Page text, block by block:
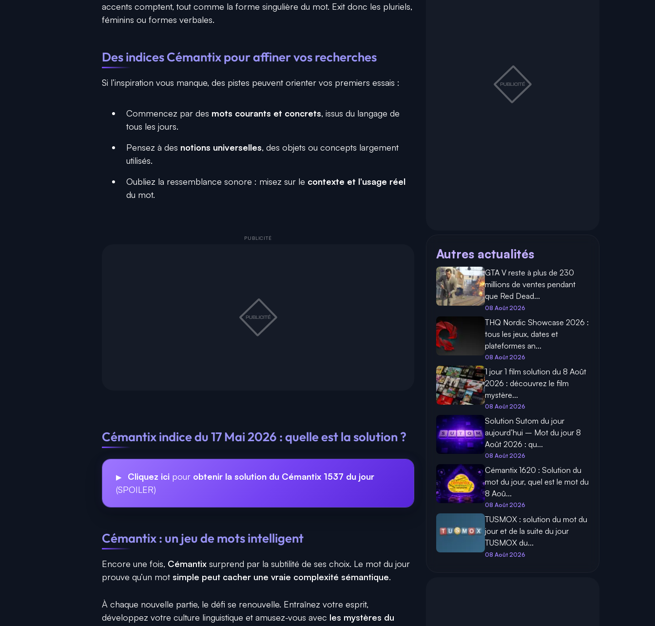
accents comptent, tout comme la forme singulière du mot. Exit donc les pluriels,
féminins ou formes verbales.
Des indices Cémantix pour affiner vos recherches
Si l’inspiration vous manque, des pistes peuvent orienter vos premiers essais :
Commencez par des mots courants et concrets, issus du langage de
tous les jours.
Pensez à des notions universelles, des objets ou concepts largement
utilisés.
Oubliez la ressemblance sonore : misez sur le contexte et l’usage réel
du mot.
Cémantix indice du 17 Mai 2026 : quelle est la solution ?
Cliquez ici pour obtenir la solution du Cémantix 1537 du jour
(SPOILER)
Cémantix : un jeu de mots intelligent
Encore une fois, Cémantix surprend par la subtilité de ses choix. Le mot du jour
prouve qu’un mot simple peut cacher une vraie complexité sémantique.
À chaque nouvelle partie, le défi se renouvelle. Entraînez votre esprit,
développez votre culture linguistique et amusez-vous avec les mystères du
Autres actualités
GTA V reste à plus de 230
millions de ventes pendant
que Red Dead...
08 Août 2026
THQ Nordic Showcase 2026 :
tous les jeux, dates et
plateformes an...
08 Août 2026
1 jour 1 film solution du 8 Août
2026 : découvrez le film
mystère...
08 Août 2026
Solution Sutom du jour
aujourd’hui – Mot du jour 8
Août 2026 : qu...
08 Août 2026
Cémantix 1620 : Solution du
mot du jour, quel est le mot du
8 Aoû...
08 Août 2026
TUSMOX : solution du mot du
jour et de la suite du jour
TUSMOX du...
08 Août 2026